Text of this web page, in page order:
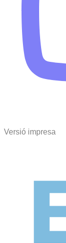
Versió impresa